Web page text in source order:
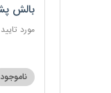
بالش
مورد
ناموجود